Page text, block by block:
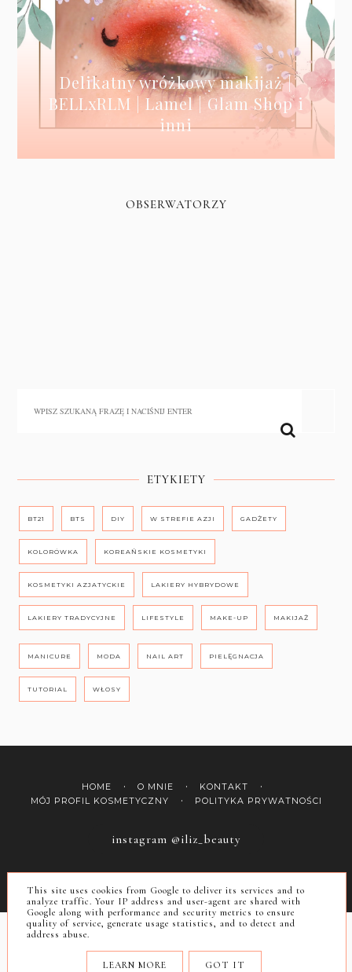
Delikatny wróżkowy makijaż |
BELLxRLM | Lamel | Glam Shop i
inni
OBSERWATORZY
ETYKIETY
BT21 BTS DIY W STREFIE AZJI GADŻETY
KOLORÓWKA KOREAŃSKIE KOSMETYKI
KOSMETYKI AZJATYCKIE LAKIERY HYBRYDOWE
LAKIERY TRADYCYJNE LIFESTYLE MAKE-UP MAKIJAŻ
MANICURE MODA NAIL ART PIELĘGNACJA
TUTORIAL WŁOSY
HOME O MNIE
KONTAKT
MÓJ PROFIL KOSMETYCZNY
POLITYKA PRYWATNOŚCI
instagram @iliz_beauty
COPYRIGHT ©ILIZ
BLOG DESIGN: KAROGRAFIA.PL
This site uses cookies from Google to deliver its services and to
analyze traffic. Your IP address and user-agent are shared with
Google along with performance and security metrics to ensure
quality of service, generate usage statistics, and to detect and
address abuse.
LEARN MORE GOT IT